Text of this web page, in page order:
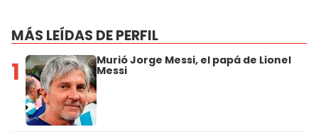
MÁS LEÍDAS DE PERFIL
1 Murió Jorge Messi, el papá de Lionel
Messi